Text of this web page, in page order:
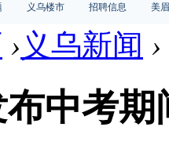
义乌楼市 招聘信息 美
› 义乌新闻 ›
布中考